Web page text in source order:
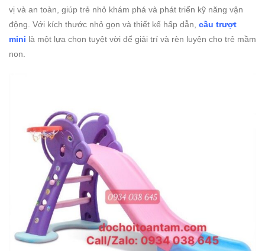
vị và an toàn, giúp trẻ nhỏ khám phá và phát triển kỹ năng vận
động. Với kích thước nhỏ gọn và thiết kế hấp dẫn, cầu trượt
mini là một lựa chọn tuyệt vời để giải trí và rèn luyện cho trẻ mầm
non.